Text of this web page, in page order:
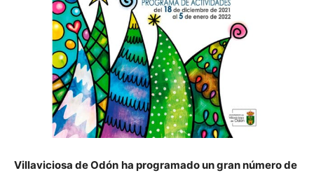
Villaviciosa de Odón ha programado un gran número de